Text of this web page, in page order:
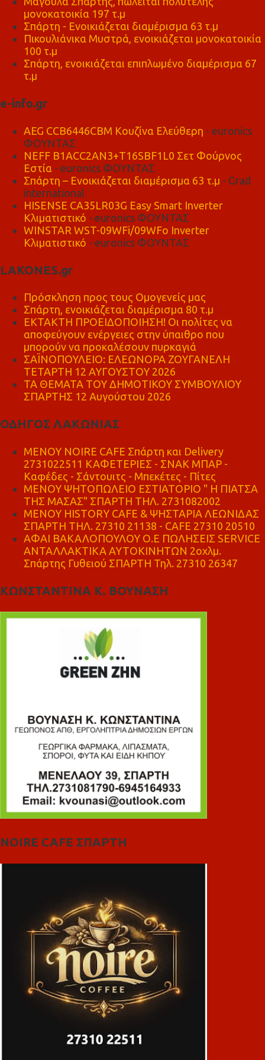
μονοκατοικία 197 τ.μ
Σπάρτη - Ενοικιάζεται διαμέρισμα 63 τ.μ
Πικουλιάνικα Μυστρά, ενοικιάζεται μονοκατοικία
100 τ.μ
Σπάρτη, ενοικιάζεται επιπλωμένο διαμέρισμα 67
τ.μ
e-info.gr
AEG CCB6446CBM Κουζίνα Ελεύθερη - euronics
ΦΟΥΝΤΑΣ
NEFF B1ACC2AN3+T16SBF1L0 Σετ Φούρνος
Εστία - euronics ΦΟΥΝΤΑΣ
Σπάρτη – Ενοικιάζεται διαμέρισμα 63 τ.μ - Grad
international
HISENSE CA35LR03G Easy Smart Inverter
Κλιματιστικό - euronics ΦΟΥΝΤΑΣ
WINSTAR WST-09WFi/09WFo Inverter
Κλιματιστικό - euronics ΦΟΥΝΤΑΣ
LAKONES.gr
Πρόσκληση προς τους Ομογενείς μας
Σπάρτη, ενοικιάζεται διαμέρισμα 80 τ.μ
ΕΚΤΑΚΤΗ ΠΡΟΕΙΔΟΠΟΙΗΣΗ! Οι πολίτες να
αποφεύγουν ενέργειες στην ύπαιθρο που
μπορούν να προκαλέσουν πυρκαγιά
ΣΑΪΝΟΠΟΥΛΕΙΟ: ΕΛΕΩΝΟΡΑ ΖΟΥΓΑΝΕΛΗ
ΤΕΤΑΡΤΗ 12 ΑΥΓΟΥΣΤΟΥ 2026
ΤΑ ΘΕΜΑΤΑ ΤΟΥ ΔΗΜΟΤΙΚΟΥ ΣΥΜΒΟΥΛΙΟΥ
ΣΠΑΡΤΗΣ 12 Αυγούστου 2026
ΟΔΗΓΟΣ ΛΑΚΩΝΙΑΣ
MENOY NOIRE CAFE Σπάρτη και Delivery
2731022511 ΚΑΦΕΤΕΡΙΕΣ - ΣΝΑΚ ΜΠΑΡ -
Καφέδες - Σάντουιτς - Μπεκέτες - Πίτες
ΜΕΝΟΥ ΨΗΤΟΠΩΛΕΙΟ ΕΣΤΙΑΤΟΡΙΟ " Η ΠΙΑΤΣΑ
ΤΗΣ ΜΑΣΑΣ" ΣΠΑΡΤΗ ΤΗΛ. 2731082002
ΜΕΝΟΥ HISTORY CAFE & ΨΗΣΤΑΡΙΑ ΛΕΩΝΙΔΑΣ
ΣΠΑΡΤΗ ΤΗΛ. 27310 21138 - CAFE 27310 20510
ΑΦΑΙ ΒΑΚΑΛΟΠΟΥΛΟΥ Ο.Ε ΠΩΛΗΣΕΙΣ SERVICE
ΑΝΤΑΛΛΑΚΤΙΚΑ ΑΥΤΟΚΙΝΗΤΩΝ 2οχλμ.
Σπάρτης Γυθειού ΣΠΑΡΤΗ Τηλ. 27310 26347
ΚΩΝΣΤΑΝΤΙΝΑ Κ. ΒΟΥΝΑΣΗ
NOIRE CAFE ΣΠΑΡΤΗ